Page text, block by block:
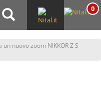
0
nuovo zoom NIKKOR Z S-